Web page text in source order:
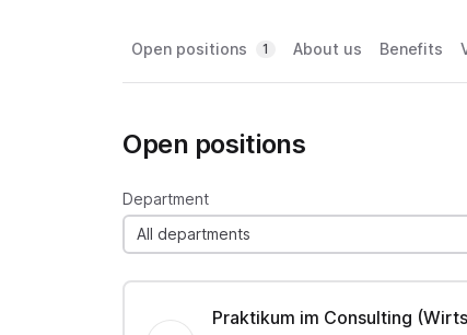
Open positions 1 About us Benefits
Open positions
Department
All departments
Praktikum im Consulting